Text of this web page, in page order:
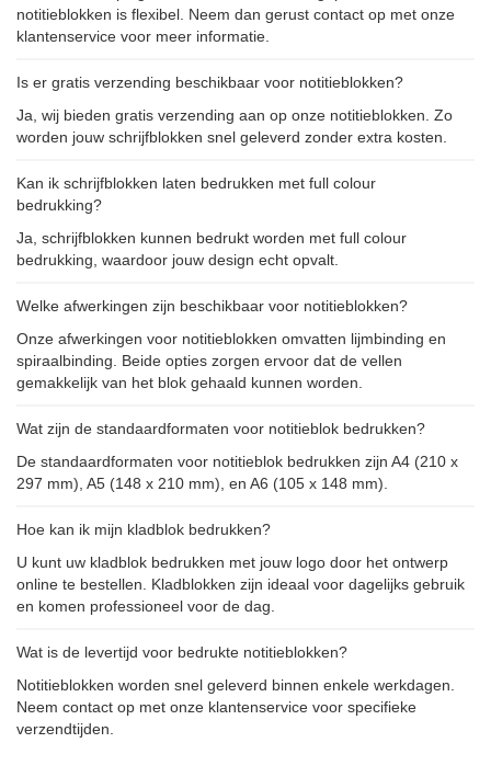
notitieblokken is flexibel. Neem dan gerust contact op met onze
klantenservice voor meer informatie.
Is er gratis verzending beschikbaar voor notitieblokken?
Ja, wij bieden gratis verzending aan op onze notitieblokken. Zo
worden jouw schrijfblokken snel geleverd zonder extra kosten.
Kan ik schrijfblokken laten bedrukken met full colour
bedrukking?
Ja, schrijfblokken kunnen bedrukt worden met full colour
bedrukking, waardoor jouw design echt opvalt.
Welke afwerkingen zijn beschikbaar voor notitieblokken?
Onze afwerkingen voor notitieblokken omvatten lijmbinding en
spiraalbinding. Beide opties zorgen ervoor dat de vellen
gemakkelijk van het blok gehaald kunnen worden.
Wat zijn de standaardformaten voor notitieblok bedrukken?
De standaardformaten voor notitieblok bedrukken zijn A4 (210 x
297 mm), A5 (148 x 210 mm), en A6 (105 x 148 mm).
Hoe kan ik mijn kladblok bedrukken?
U kunt uw kladblok bedrukken met jouw logo door het ontwerp
online te bestellen. Kladblokken zijn ideaal voor dagelijks gebruik
en komen professioneel voor de dag.
Wat is de levertijd voor bedrukte notitieblokken?
Notitieblokken worden snel geleverd binnen enkele werkdagen.
Neem contact op met onze klantenservice voor specifieke
verzendtijden.